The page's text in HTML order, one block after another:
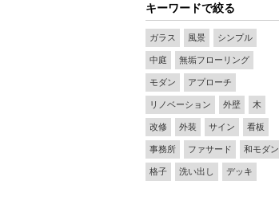
キーワードで絞る
ガラス 風景 シンプル
中庭 無垢フローリング
モダン アプローチ
リノベーション 外壁 木
改修 外装 サイン 看板
事務所 ファサード 和モダン
格子 洗い出し デッキ